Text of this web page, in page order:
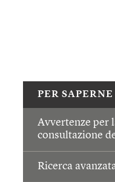
PER
Avvertenze per
consultazione
Ricerca